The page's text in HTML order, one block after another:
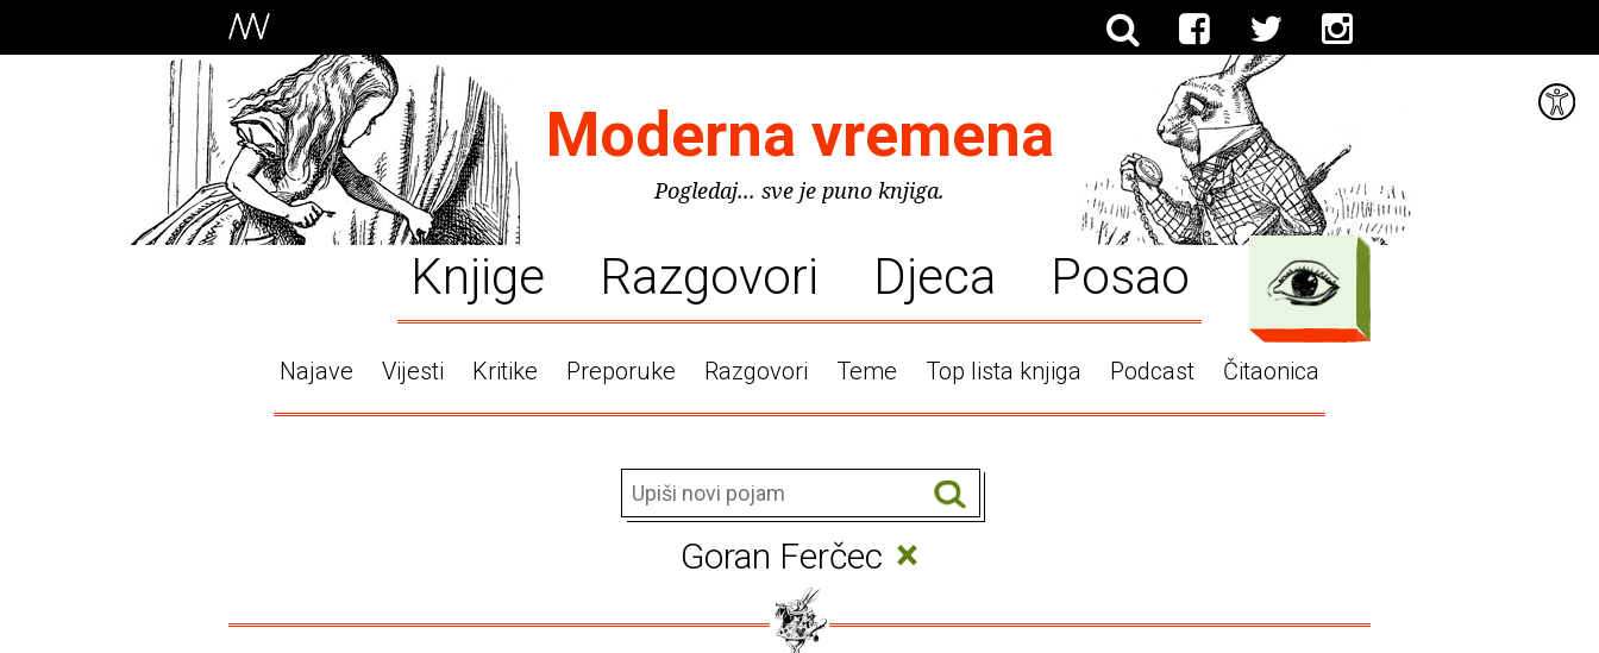
Moderna vremena
Pogledaj... sve je puno knjiga.
Knjige Razgovori Djeca Posao
Najave Vijesti Kritike Preporuke Razgovori Teme Top lista knjiga Podcast Čitaonica
Goran Ferčec ×